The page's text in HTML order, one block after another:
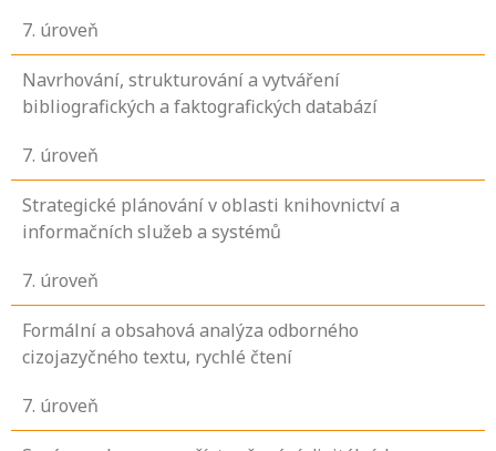
7. úroveň
Navrhování, strukturování a vytváření
bibliografických a faktografických databází
7. úroveň
Strategické plánování v oblasti knihovnictví a
informačních služeb a systémů
7. úroveň
Formální a obsahová analýza odborného
cizojazyčného textu, rychlé čtení
7. úroveň